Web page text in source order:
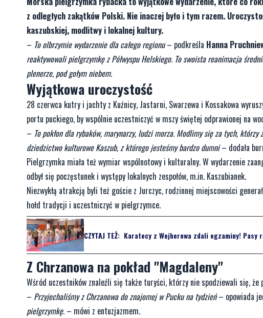
z odległych zakątków Polski. Nie inaczej było i tym razem.
kaszubskiej, modlitwy i lokalnej kultury.
– To olbrzymie wydarzenie dla całego regionu– podkreśla Hanna
reaktywowali pielgrzymkę z Półwyspu Helskiego. To swoista reanimacja
plenerze, pod gołym niebem.
Wyjątkowa uroczystość
28 czerwca kutry i jachty z Kuźnicy, Jastarni, Swarzewa i Kossakowa
portu puckiego, by wspólnie uczestniczyć w mszy świętej odprawionej na
– To pokłon dla rybaków, marynarzy, ludzi morza. Modlimy się za tych,
dziedzictwo kulturowe Kaszub, z którego jesteśmy bardzo dumni– dodała
Pielgrzymka miała też wymiar wspólnotowy i kulturalny. W wydarzenie
odbył się poczęstunek i występy lokalnych zespołów, m.in. Kaszubianek.
Niezwykłą atrakcją byli też goście z Jurczyc, rodzinnej miejscowości
hołd tradycji i uczestniczyć w pielgrzymce.
CZYTAJ TEŻ: Karatecy z Wejherowa zdali egzaminy! Pasy
Z Chrzanowa na pokład "Magdaleny"
Wśród uczestników znaleźli się także turyści, którzy nie spodziewali się,
– Przyjechaliśmy z Chrzanowa do znajomej w Pucku na tydzień– opowiada
pielgrzymkę. – mówi z entuzjazmem.